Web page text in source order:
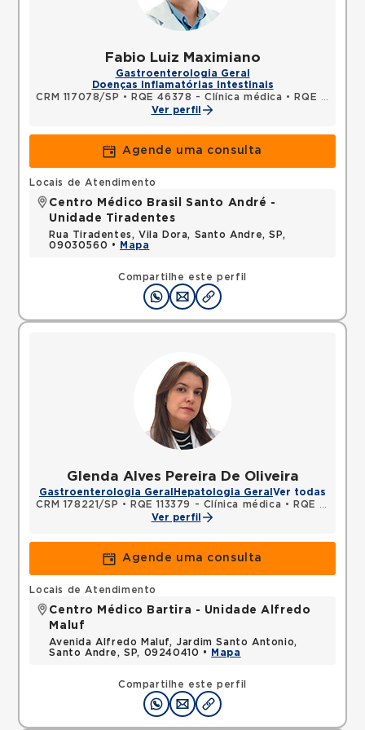
Fabio Luiz Maximiano
Gastroenterologia Geral
Doenças Inflamatórias Intestinais
CRM 117078/SP • RQE 46378 - Clínica médica •
RQE 46379 - Gastroenterologia
Ver perfil
Agende uma consulta
Compartilhe este perfil
Locais de Atendimento
Centro Médico Brasil Santo André -
Unidade Tiradentes
Rua Tiradentes, Vila Dora, Santo Andre, SP,
09030560 •
Mapa
Glenda Alves Pereira De Oliveira
Gastroenterologia Geral Hepatologia Geral Ver todas
CRM 178221/SP • RQE 113379 - Clínica médica •
RQE 113380 - Gastroenterologia
Ver perfil
Agende uma consulta
Compartilhe este perfil
Locais de Atendimento
Centro Médico Bartira - Unidade Alfredo
Maluf
Avenida Alfredo Maluf, Jardim Santo Antonio,
Santo Andre, SP, 09240410 •
Mapa